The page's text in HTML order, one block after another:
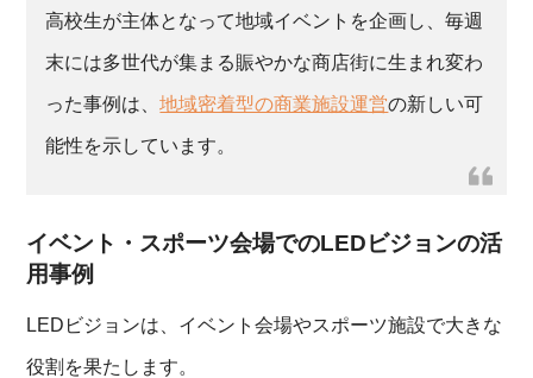
高校生が主体となって地域イベントを企画し、毎週
末には多世代が集まる賑やかな商店街に生まれ変わ
った事例は、地域密着型の商業施設運営の新しい可
能性を示しています。
イベント・スポーツ会場でのLEDビジョンの活
用事例
LEDビジョンは、イベント会場やスポーツ施設で大きな
役割を果たします。